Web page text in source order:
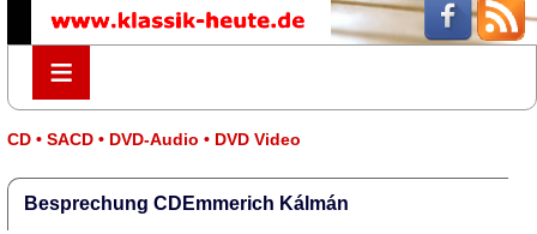
≡
≡
CD • SACD • DVD-Audio • DVD Video
Besprechung CDEmmerich Kálmán